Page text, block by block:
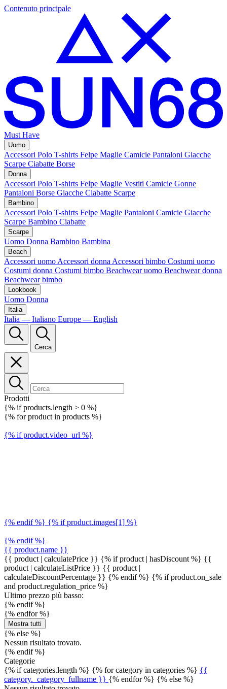
Contenuto principale
Must Have
Uomo
Accessori Polo T-shirts Felpe Maglie Camicie Pantaloni Giacche
Scarpe Ciabatte Borse
Donna
Accessori Polo T-shirts Felpe Maglie Vestiti Camicie Gonne
Pantaloni Borse Giacche Ciabatte Scarpe
Bambino
Accessori Polo T-shirts Felpe Maglie Pantaloni Camicie Giacche
Scarpe Bambino Ciabatte
Scarpe
Uomo Donna Bambino Bambina
Beach
Accessori uomo Accessori donna Accessori bimbo Costumi uomo
Costumi donna Costumi bimbo Beachwear uomo Beachwear donna
Beachwear bimbo
Lookbook
Uomo Donna
Italia
Italia — Italiano Europe — English
Cerca
Prodotti
{% if products.length > 0 %}
{% for product in products %}
{% if product.video_url %}
{% endif %} {% if product.images[1] %}
{% endif %}
{{ product.name }}
{{ product | calculatePrice }} {% if product | hasDiscount %} {{
product | calculateListPrice }} {{ product |
calculateDiscountPercentage }} {% endif %} {% if product.on_sale
and product.regulation_price %}
Ultimo prezzo più basso:
{% endif %}
{% endfor %}
Mostra tutti
{% else %}
Nessun risultato trovato.
{% endif %}
Categorie
{% if categories.length %} {% for category in categories %} {{
category._category_fullname }} {% endfor %} {% else %}